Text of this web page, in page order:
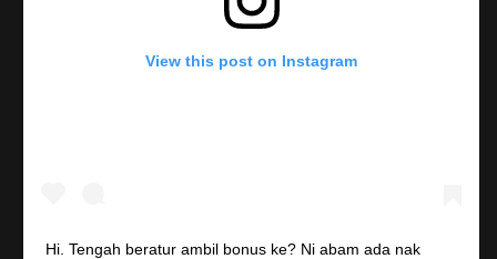
View this post on Instagram
Hi. Tengah beratur ambil bonus ke? Ni abam ada nak